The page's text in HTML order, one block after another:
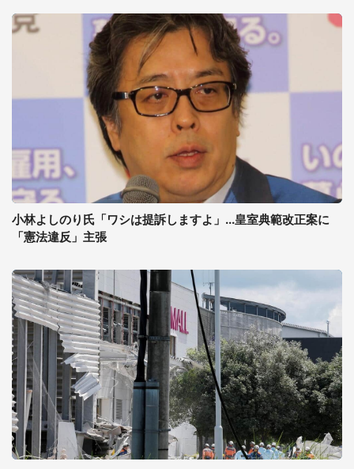
小林よしのり氏「ワシは提訴しますよ」...皇室典範改正案に
「憲法違反」主張